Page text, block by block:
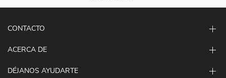
CONTACTO
ACERCA DE
DÉJANOS AYUDARTE